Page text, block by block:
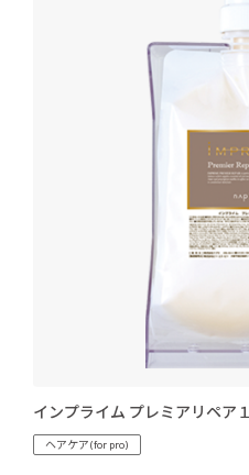
インプライム プレミアリペア１
ヘアケア(for pro)